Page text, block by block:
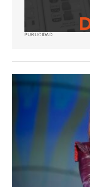
PUBLICIDAD